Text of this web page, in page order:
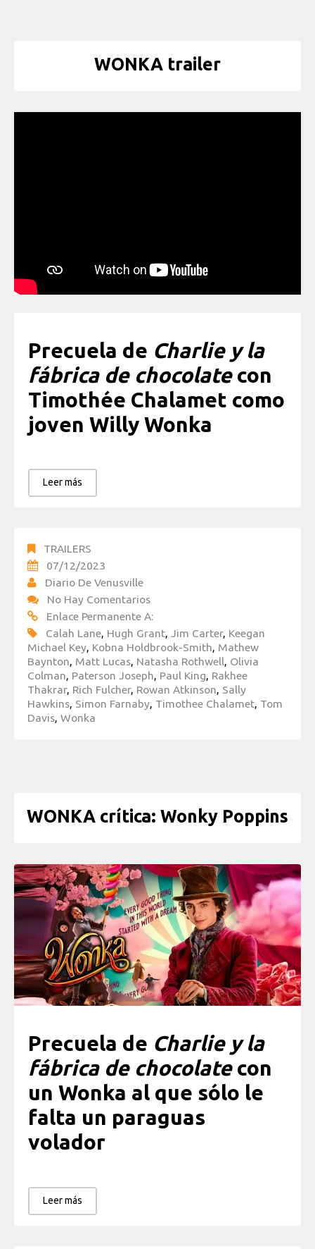
WONKA trailer
Precuela de Charlie y la
fábrica de chocolatecon
Timothée Chalamet como
joven Willy Wonka
Leer más
TRAILERS
07/12/2023
Diario De Venusville
No Hay Comentarios
Enlace Permanente A:
Calah Lane, Hugh Grant, Jim Carter, Keegan
Michael Key, Kobna Holdbrook-Smith, Mathew
Baynton, Matt Lucas, Natasha Rothwell, Olivia
Colman, Paterson Joseph, Paul King, Rakhee
Thakrar, Rich Fulcher, Rowan Atkinson, Sally
Hawkins, Simon Farnaby, Timothee Chalamet, Tom
Davis, Wonka
WONKA crítica: Wonky Poppins
Precuela de Charlie y la
fábrica de chocolatecon
un Wonka al que sólo le
falta un paraguas
volador
Leer más